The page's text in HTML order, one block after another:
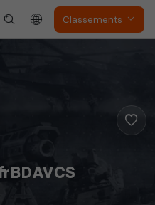
Classements